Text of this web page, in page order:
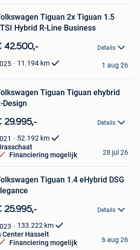
Tiguan 2x Tiguan 1.5
Hybrid R-Line Business
42.500,- Details
11.194 km 1 aug 26
Tiguan Tiguan ehybrid
Design
29.995,- Details
52.192 km
Financiering mogelijk 28 jul 26
Tiguan 1.4 eHybrid DSG
25.995,- Details
133.222 km
Financiering mogelijk
Center Hasselt
6 aug 26